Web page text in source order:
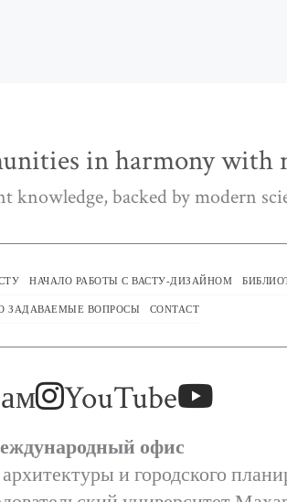
in harmony with
knowledge, backed by modern
НАЧАЛО РАБОТЫ С ВАСТУ-ДИЗАЙНОМ
ЗАДАВАЕМЫЕ ВОПРОСЫ CONTACT
YouTube
офис
и городского